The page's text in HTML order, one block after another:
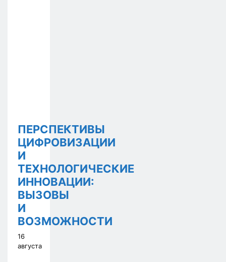
ПЕРСПЕКТИВЫ
ЦИФРОВИЗАЦИИ
И
ТЕХНОЛОГИЧЕСКИЕ
ИННОВАЦИИ:
ВЫЗОВЫ
И
ВОЗМОЖНОСТИ
16
августа